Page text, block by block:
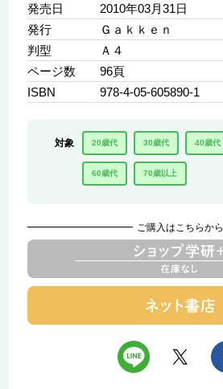
発売日
2010年03月31日
発行
Ｇａｋｋｅｎ
判型
Ａ４
ページ数
96頁
ISBN
978-4-05-605890-1
対象 20歳代 30歳代 40歳代
60歳代 70歳以上
ご購入はこちらから